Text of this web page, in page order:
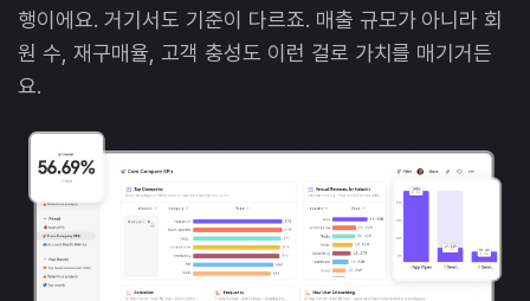
행이에요. 거기서도 기준이 다르죠. 매출 규모가 아니라 회
원 수, 재구매율, 고객 충성도 이런 걸로 가치를 매기거든
요.